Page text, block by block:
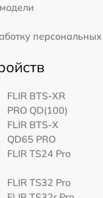
FLIR BTS-XR
PRO QD(100)
FLIR BTS-X
QD65 PRO
FLIR TS24 Pro
FLIR TS32 Pro